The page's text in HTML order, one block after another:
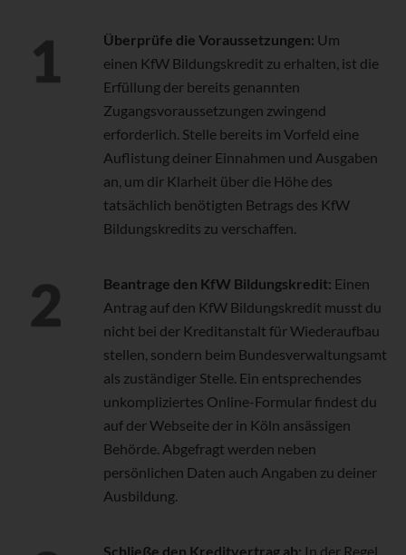
Überprüfe die Voraussetzungen: Um
einen KfW Bildungskredit zu erhalten, ist die
Erfüllung der bereits genannten
Zugangsvoraussetzungen zwingend
erforderlich. Stelle bereits im Vorfeld eine
Auflistung deiner Einnahmen und Ausgaben
an, um dir Klarheit über die Höhe des
tatsächlich benötigten Betrags des KfW
Bildungskredits zu verschaffen.
Beantrage den KfW Bildungskredit: Einen
Antrag auf den KfW Bildungskredit musst du
nicht bei der Kreditanstalt für Wiederaufbau
stellen, sondern beim Bundesverwaltungsamt
als zuständiger Stelle. Ein entsprechendes
unkompliziertes Online-Formular findest du
auf der Webseite der in Köln ansässigen
Behörde. Abgefragt werden neben
persönlichen Daten auch Angaben zu deiner
Ausbildung.
Schließe den Kreditvertrag ab: In der Regel